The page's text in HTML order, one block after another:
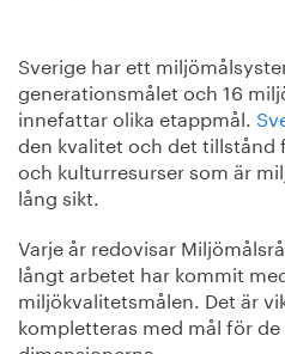
Sverige har ett
generationsmålet och 16
innefattar olika etappmål.
den kvalitet och det tillstånd
och kulturresurser som är
lång sikt.
Varje år redovisar
långt arbetet har kommit
miljökvalitetsmålen. Det är
kompletteras med mål för